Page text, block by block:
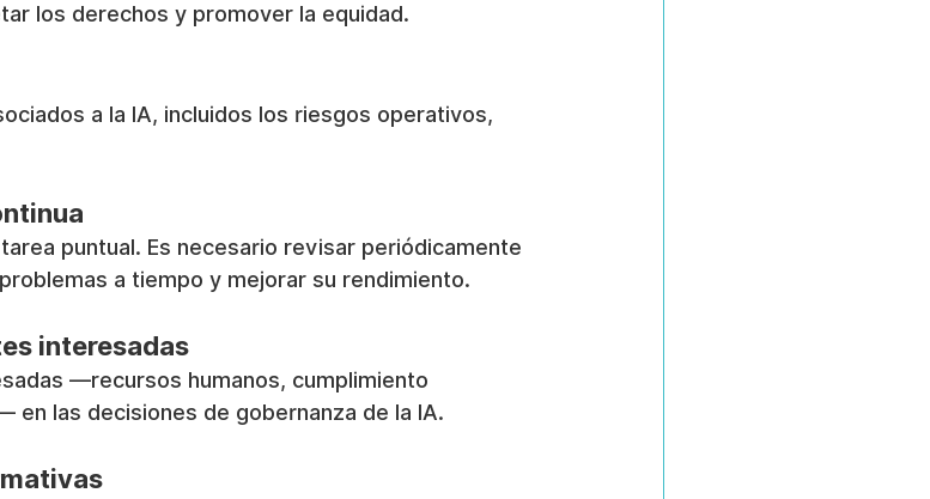
los derechos y promover la equidad.
a la IA, incluidos los riesgos operativos,
puntual. Es necesario revisar periódicamente
a tiempo y mejorar su rendimiento.
interesadas
—recursos humanos, cumplimiento
en las decisiones de gobernanza de la IA.